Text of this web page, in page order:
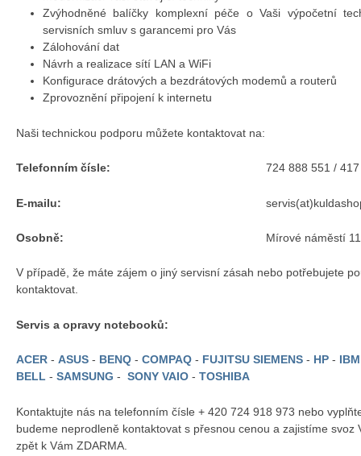
Zvýhodněné balíčky komplexní péče o Vaši výpočetní
servisních smluv s garancemi pro Vás
Zálohování dat
Návrh a realizace sítí LAN a WiFi
Konfigurace drátových a bezdrátových modemů a routerů
Zprovoznění připojení k internetu
Naši technickou podporu můžete kontaktovat na:
Telefonním čísle:
E-mailu:
Osobně:
724 888 551 /
Mírové náměstí
V případě, že máte zájem o jiný servisní zásah nebo potřebujete
kontaktovat.
Servis a opravy notebooků:
ACER - ASUS - BENQ - COMPAQ - FUJITSU SIEMENS - HP -
BELL - SAMSUNG - SONY VAIO - TOSHIBA
Kontaktujte nás na telefonním čísle + 420 724 918 973 nebo
budeme neprodleně kontaktovat s přesnou cenou a zajistíme svoz
zpět k Vám ZDARMA.